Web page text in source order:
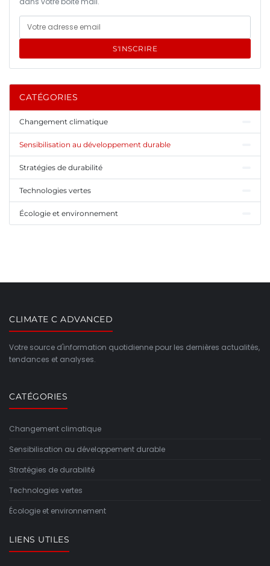
S'INSCRIRE
CATÉGORIES
Changement climatique
Sensibilisation au développement durable
Stratégies de durabilité
Technologies vertes
Écologie et environnement
CLIMATE C ADVANCED
Votre source d'information quotidienne pour les dernières actualités,
tendances et analyses.
CATÉGORIES
Changement climatique
Sensibilisation au développement durable
Stratégies de durabilité
Technologies vertes
Écologie et environnement
LIENS UTILES